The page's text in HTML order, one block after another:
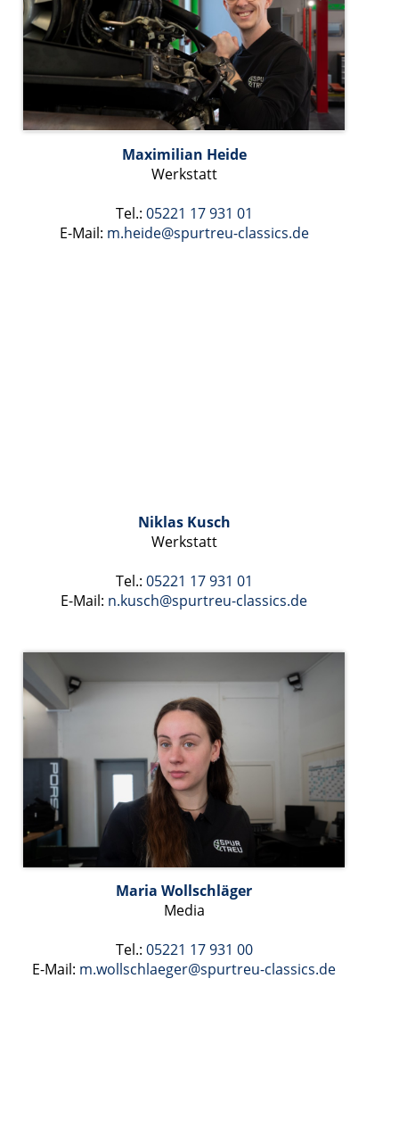
Maximilian Heide
Werkstatt
Tel.: 05221 17 931 01
E-Mail: m.heide@spurtreu-classics.de
Niklas Kusch
Werkstatt
Tel.: 05221 17 931 01
E-Mail: n.kusch@spurtreu-classics.de
Maria Wollschläger
Media
Tel.: 05221 17 931 00
E-Mail: m.wollschlaeger@spurtreu-classics.de